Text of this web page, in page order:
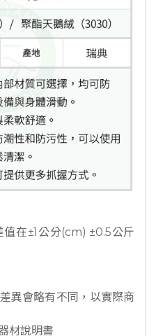
在±1公分(cm) ±0.5公斤
異會略有不同，以實際商
材說明書